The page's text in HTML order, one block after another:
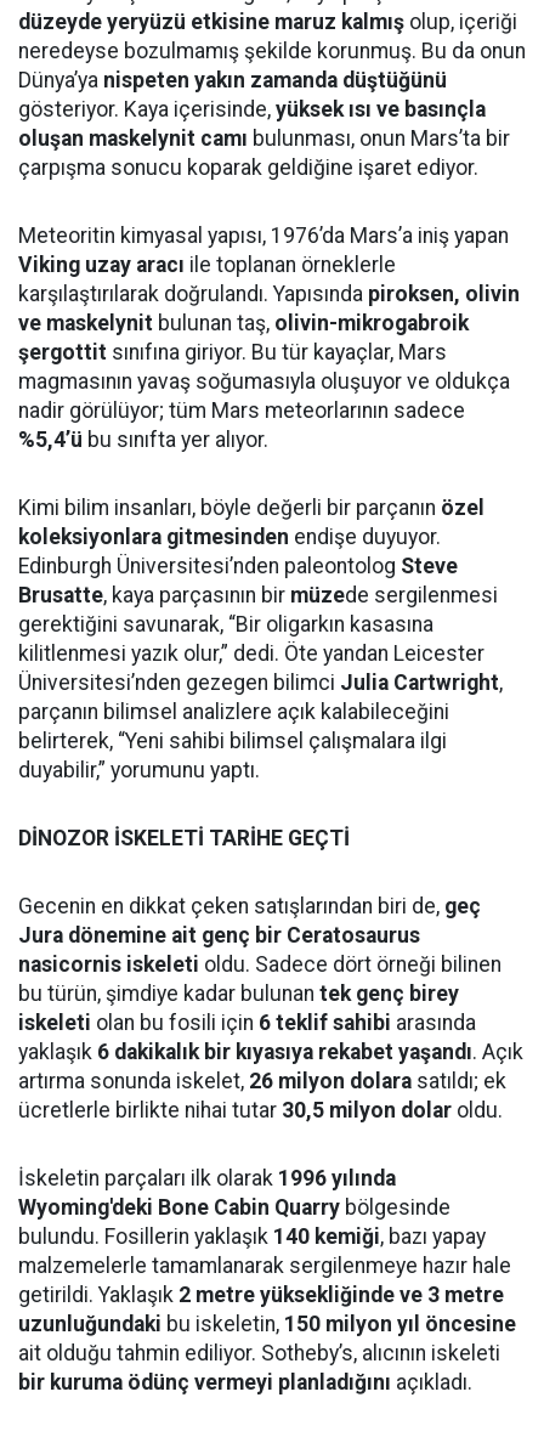
düzeyde yeryüzü etkisine maruz kalmış olup, içeriği
neredeyse bozulmamış şekilde korunmuş. Bu da onun
Dünya’ya nispeten yakın zamanda düştüğünü
gösteriyor. Kaya içerisinde, yüksek ısı ve basınçla
oluşan maskelynit camı bulunması, onun Mars’ta bir
çarpışma sonucu koparak geldiğine işaret ediyor.
Meteoritin kimyasal yapısı, 1976’da Mars’a iniş yapan
Viking uzay aracı ile toplanan örneklerle
karşılaştırılarak doğrulandı. Yapısında piroksen, olivin
ve maskelynit bulunan taş, olivin-mikrogabroik
şergottit sınıfına giriyor. Bu tür kayaçlar, Mars
magmasının yavaş soğumasıyla oluşuyor ve oldukça
nadir görülüyor; tüm Mars meteorlarının sadece
%5,4’ü bu sınıfta yer alıyor.
Kimi bilim insanları, böyle değerli bir parçanın özel
koleksiyonlara gitmesinden endişe duyuyor.
Edinburgh Üniversitesi’nden paleontolog Steve
Brusatte, kaya parçasının bir müzede sergilenmesi
gerektiğini savunarak, “Bir oligarkın kasasına
kilitlenmesi yazık olur,” dedi. Öte yandan Leicester
Üniversitesi’nden gezegen bilimci Julia Cartwright,
parçanın bilimsel analizlere açık kalabileceğini
belirterek, “Yeni sahibi bilimsel çalışmalara ilgi
duyabilir,” yorumunu yaptı.
DİNOZOR İSKELETİ TARİHE GEÇTİ
Gecenin en dikkat çeken satışlarından biri de, geç
Jura dönemine ait genç bir Ceratosaurus
nasicornis iskeleti oldu. Sadece dört örneği bilinen
bu türün, şimdiye kadar bulunan tek genç birey
iskeleti olan bu fosili için 6 teklif sahibi arasında
yaklaşık 6 dakikalık bir kıyasıya rekabet yaşandı. Açık
artırma sonunda iskelet, 26 milyon dolara satıldı; ek
ücretlerle birlikte nihai tutar 30,5 milyon dolar oldu.
İskeletin parçaları ilk olarak 1996 yılında
Wyoming'deki Bone Cabin Quarry bölgesinde
bulundu. Fosillerin yaklaşık 140 kemiği, bazı yapay
malzemelerle tamamlanarak sergilenmeye hazır hale
getirildi. Yaklaşık 2 metre yüksekliğinde ve 3 metre
uzunluğundaki bu iskeletin, 150 milyon yıl öncesine
ait olduğu tahmin ediliyor. Sotheby’s, alıcının iskeleti
bir kuruma ödünç vermeyi planladığını açıkladı.